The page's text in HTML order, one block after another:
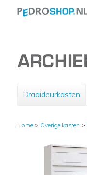
Draaideurkasten
Home > Overige kasten >